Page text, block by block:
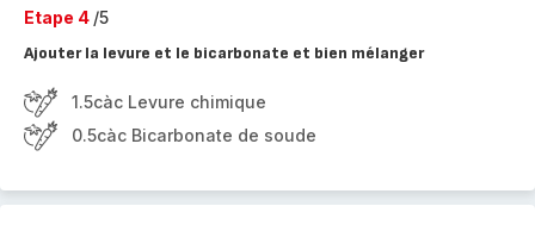
Etape 4 /5
Ajouter la levure et le bicarbonate et bien mélanger
1.5càc Levure chimique
0.5càc Bicarbonate de soude